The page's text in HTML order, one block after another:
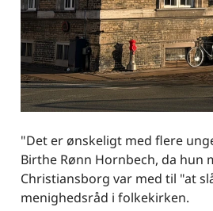
"Det er ønskeligt med flere
Birthe Rønn Hornbech, da hun
Christiansborg var med til "at
menighedsråd i folkekirken.